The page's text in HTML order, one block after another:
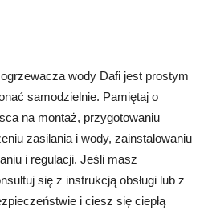
ogrzewacza wody Dafi jest prostym
samodzielnie. Pamiętaj o
na montaż, przygotowaniu
zasilania i wody, zainstalowaniu
i regulacji. Jeśli masz
się z instrukcją obsługi lub z
i ciesz się ciepłą